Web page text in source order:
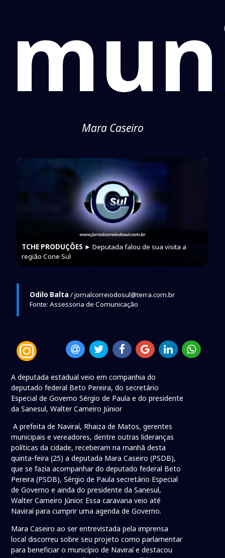
Mara Caseiro
TCHE PRODUÇÕES ► Deputada falou de sua visita a
região Cone Sul
Odilo Balta / jornalcorreiodosul@terra.com.br
Fonte: Assessoria de Comunicação
A deputada estadual veio em companhia do
deputado federal Beto Pereira, do secretário
Especial de Governo Sérgio de Paula e do presidente
da Sanesul, Walter Carneiro Júnior
A prefeita de Naviraí, Rhaiza de Matos, gerentes
municipais e vereadores, dentre outras lideranças
políticas da cidade, receberam na manhã desta
quinta-feira (25) a deputada Mara Caseiro (PSDB),
que se fazia acompanhar do deputado federal Beto
Pereira (PSDB), Sérgio de Paula secretário Especial
de Governo e ainda do presidente da Sanesul,
Walter Carneiro Júnior. Essa caravana veio até
Naviraí para cumprir uma agenda de Governo.
Mara Caseiro ao ser entrevistada pela imprensa
local discorreu sobre seu projeto como parlamentar
para beneficiar o município de Naviraí e destacou